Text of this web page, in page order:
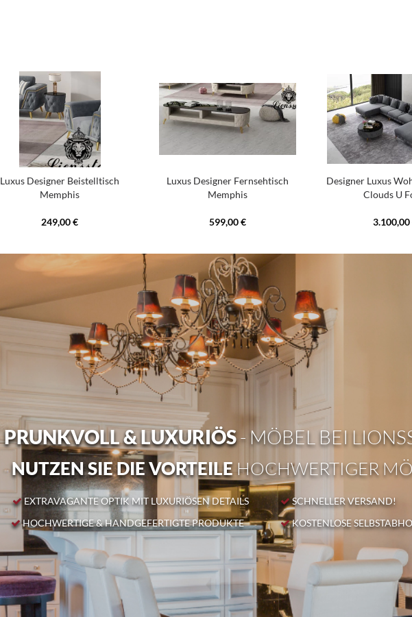
Luxus Designer Beistelltisch
Memphis
249,00 €
Luxus Designer Fernsehtisch
Memphis
599,00 €
Designer Luxus
Clouds U
3.100,00
PRUNKVOLL & LUXURIÖS- MÖBEL BEI
NUTZEN SIE DIE VORTEILEHOCHWERTIGER
EXTRAVAGANTE OPTIK MIT LUXURIÖSEN DETAILS
HOCHWERTIGE & HANDGEFERTIGTE PRODUKTE
SCHNELLER VERSAND!
KOSTENLOSE